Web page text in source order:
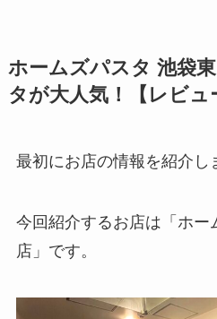
ホームズパスタ 池袋
タが大人気！【レビュ
最初にお店の情報を紹介し
今回紹介するお店は「 ホー
店」です。